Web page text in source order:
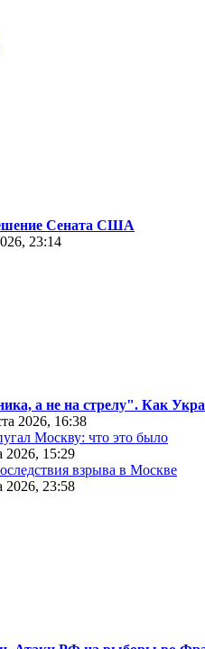
Сената США
23:14
а не на стрелу". Как
2026, 16:38
Москву: что это было
2026, 15:29
взрыва в Москве
2026, 23:58